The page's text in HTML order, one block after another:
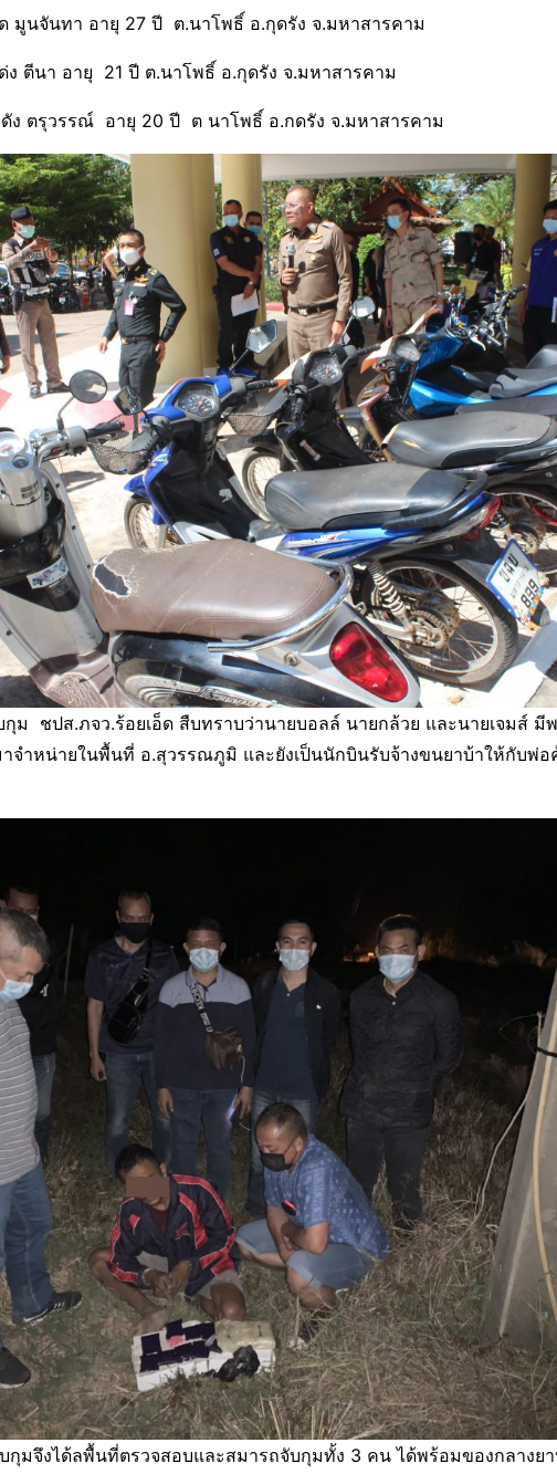
มูนจันทา อายุ 27 ปี ต.นาโพธิ์ อ.กุดรัง จ.มหาสารคาม
ง ตีนา อายุ 21 ปี ต.นาโพธิ์ อ.กุดรัง จ.มหาสารคาม
ง ตรุวรรณ์ อายุ 20 ปี ต นาโพธิ์ อ.กดรัง จ.มหาสารคาม
ม ชปส.ภจว.ร้อยเอ็ด สืบทราบว่านายบอลล์ นายกล้วย และนายเจมส์ มี
จำหน่ายในพื้นที่ อ.สุวรรณภูมิ และยังเป็นนักบินรับจ้างขนยาบ้าให้กับพ่อ
กุมจึงได้ลพื้นที่ตรวจสอบและสมารถจับกุมทั้ง 3 คน ได้พร้อมของกลางย